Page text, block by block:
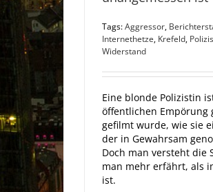
Tags:Aggressor,
Internethetze, Krefeld,
Widerstand
Eine blonde Polizistin
öffentlichen Empörung
gefilmt wurde, wie sie
der in Gewahrsam
Doch man versteht die
man mehr erfährt, als
ist.